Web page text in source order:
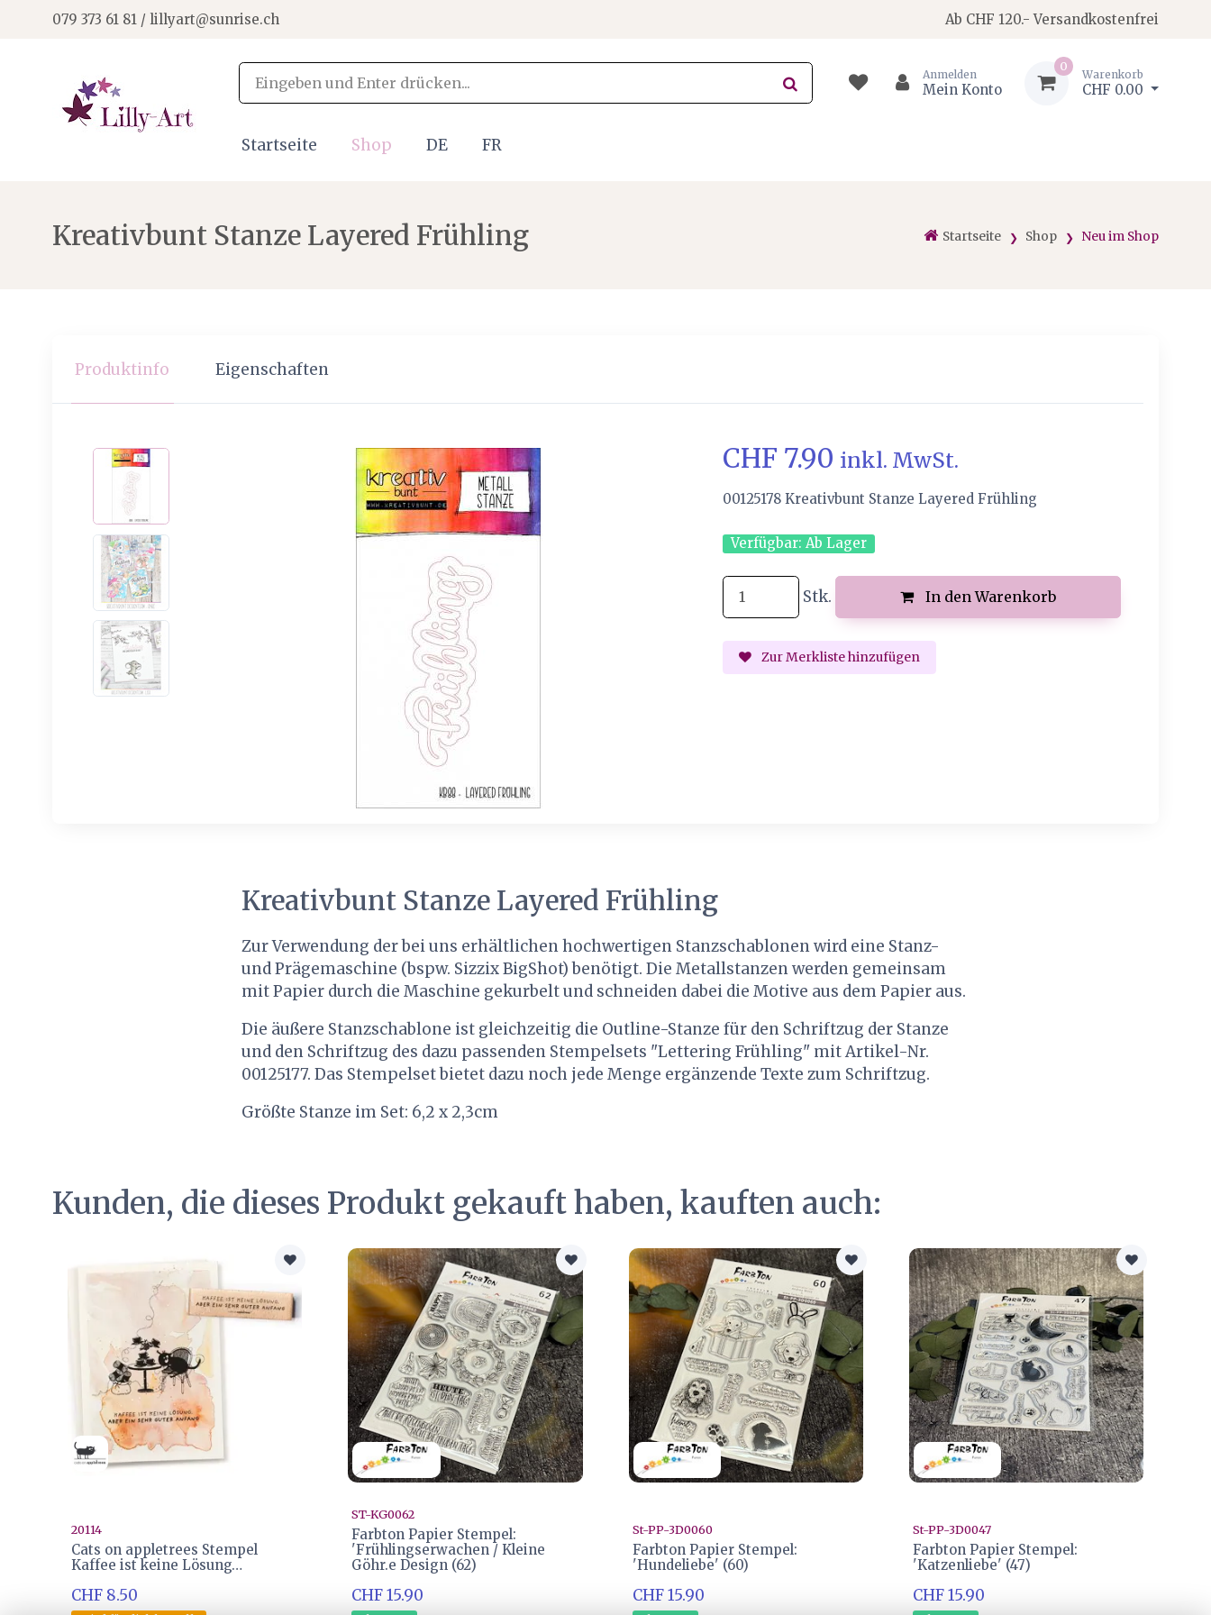
079 373 61 81 / lillyart@sunrise.ch Ab CHF 120.- Versandkostenfrei
Anmelden
Mein Konto
0
Warenkorb
CHF 0.00
Startseite Shop DE FR
Startseite Shop Neu im Shop
Kreativbunt Stanze Layered Frühling
Produktinfo Eigenschaften
CHF 7.90 inkl. MwSt.
00125178 Kreativbunt Stanze Layered Frühling
Verfügbar: Ab Lager
Stk. In den Warenkorb
Zur Merkliste hinzufügen
Kreativbunt Stanze Layered Frühling
Zur Verwendung der bei uns erhältlichen hochwertigen Stanzschablonen wird eine Stanz-
und Prägemaschine (bspw. Sizzix BigShot) benötigt. Die Metallstanzen werden gemeinsam
mit Papier durch die Maschine gekurbelt und schneiden dabei die Motive aus dem Papier aus.
Die äußere Stanzschablone ist gleichzeitig die Outline-Stanze für den Schriftzug der Stanze
und den Schriftzug des dazu passenden Stempelsets "Lettering Frühling" mit Artikel-Nr.
00125177. Das Stempelset bietet dazu noch jede Menge ergänzende Texte zum Schriftzug.
Größte Stanze im Set: 6,2 x 2,3cm
Kunden, die dieses Produkt gekauft haben, kauften auch:
20114
Cats on appletrees Stempel
Kaffee ist keine Lösung…
CHF 8.50
ST-KG0062
Farbton Papier Stempel:
'Frühlingserwachen / Kleine
Göhr.e Design (62)
CHF 15.90
St-PP-3D0060
Farbton Papier Stempel:
'Hundeliebe' (60)
CHF 15.90
St-PP-3D0047
Farbton Papier Stempel:
'Katzenliebe' (47)
CHF 15.90